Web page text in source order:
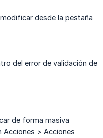
desde la pestaña
del error de validación de
de forma masiva
Acciones > Acciones